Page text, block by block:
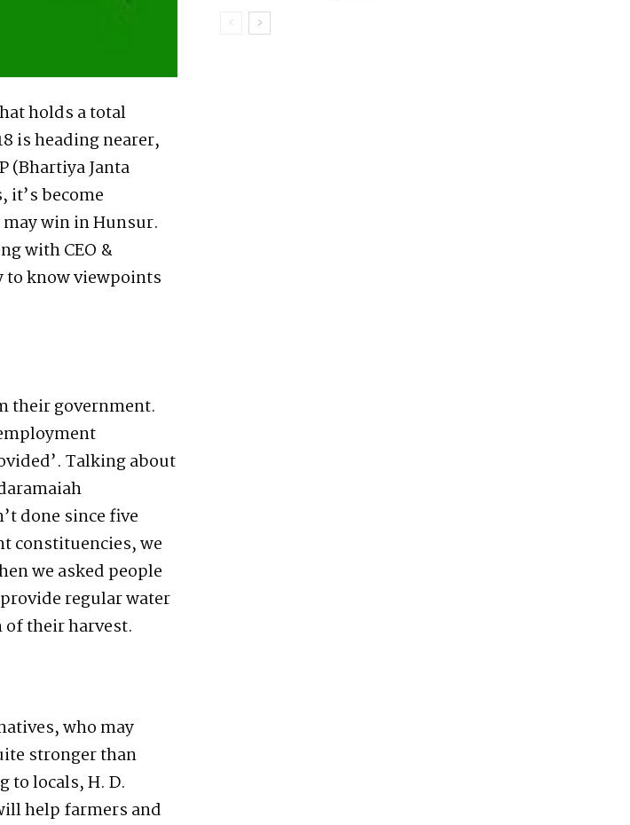
holds a total
is heading nearer,
(Bhartiya Janta
it’s become
win in Hunsur.
with CEO &
to know viewpoints
their government.
Talking about
done since five
constituencies, we
we asked people
regular water
their harvest.
who may
stronger than
to locals, H. D.
help farmers and